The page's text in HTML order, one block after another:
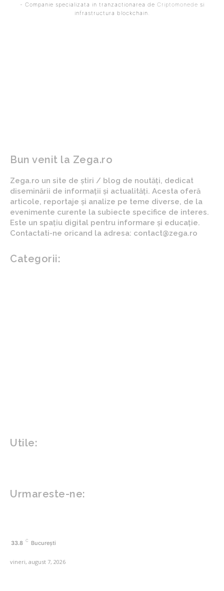
- Companie specializata in tranzactionarea de Criptomonede si
infrastructura blockchain.
Bun venit la Zega.ro
Zega.ro un site de știri / blog de noutăți, dedicat
diseminării de informații și actualități. Acesta oferă
articole, reportaje și analize pe teme diverse, de la
evenimente curente la subiecte specifice de interes.
Este un spațiu digital pentru informare și educație.
Contactati-ne oricand la adresa: contact@zega.ro
Categorii:
Utile:
Urmareste-ne:
33.8 C București
vineri, august 7, 2026